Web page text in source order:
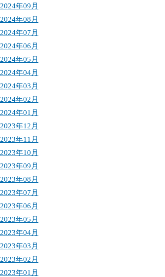
2024年09月
2024年08月
2024年07月
2024年06月
2024年05月
2024年04月
2024年03月
2024年02月
2024年01月
2023年12月
2023年11月
2023年10月
2023年09月
2023年08月
2023年07月
2023年06月
2023年05月
2023年04月
2023年03月
2023年02月
2023年01月